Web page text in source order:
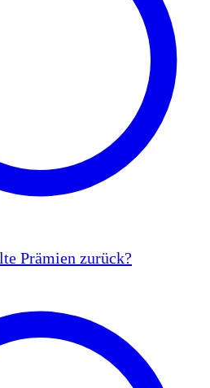
Prämien zurück?